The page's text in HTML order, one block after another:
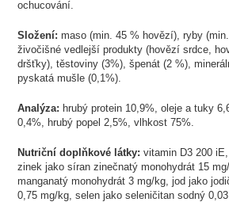
ochucování.
Složení: maso (min. 45 % hovězí), ryby
živočišné vedlejší produkty (hovězí srdce,
dršťky), těstoviny (3%), špenát (2 %),
pyskatá mušle (0,1%).
Analýza: hrubý protein 10,9%, oleje a tuky
0,4%, hrubý popel 2,5%, vlhkost 75%.
Nutriční doplňkové látky: vitamin D3 200
zinek jako síran zinečnatý monohydrát 15
manganatý monohydrát 3 mg/kg, jod jako
0,75 mg/kg, selen jako seleničitan sodný